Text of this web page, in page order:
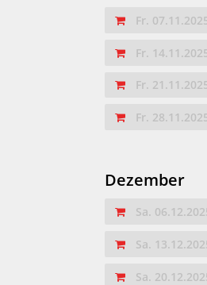
Fr.
Fr.
Fr.
Fr.
Dezember
Sa.
Sa.
Sa.